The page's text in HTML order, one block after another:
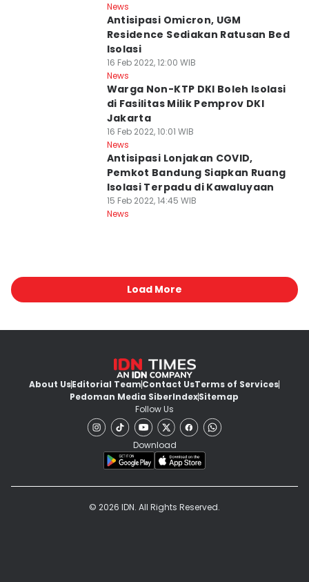
News
Antisipasi Omicron, UGM
Residence Sediakan Ratusan Bed
Isolasi
16 Feb 2022, 12:00 WIB
News
Warga Non-KTP DKI Boleh Isolasi
di Fasilitas Milik Pemprov DKI
Jakarta
16 Feb 2022, 10:01 WIB
News
Antisipasi Lonjakan COVID,
Pemkot Bandung Siapkan Ruang
Isolasi Terpadu di Kawaluyaan
15 Feb 2022, 14:45 WIB
News
Load More
About UsEditorial TeamContact UsTerms of Services
Pedoman Media SiberIndexSitemap
Follow Us
Download
© 2026 IDN. All Rights Reserved.